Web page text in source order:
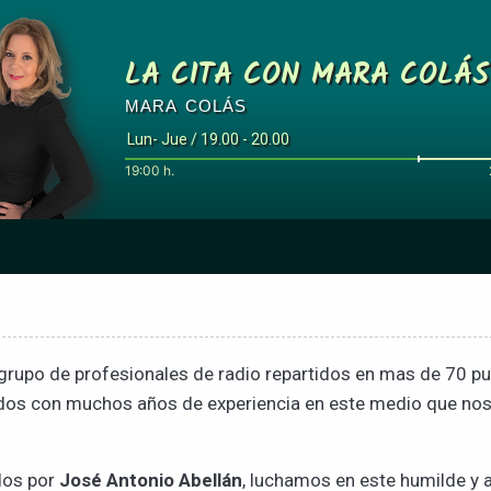
LA CITA CON MARA COLÁS
MARA COLÁS
Lun- Jue / 19.00 - 20.00
19:00 h.
de profesionales de radio repartidos en mas de 70
con muchos años de experiencia en este medio que
por José Antonio Abellán, luchamos en este humilde y